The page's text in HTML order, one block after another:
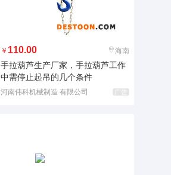
￥ 110.00 海南
手拉葫芦生产厂家，手拉葫芦工作
中需停止起吊的几个条件
河南伟科机械制造 有限公司 广告